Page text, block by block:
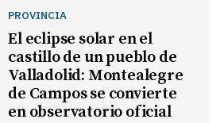
PROVINCIA
El eclipse solar en el
castillo de un pueblo de
Valladolid: Montealegre
de Campos se convierte
en observatorio oficial